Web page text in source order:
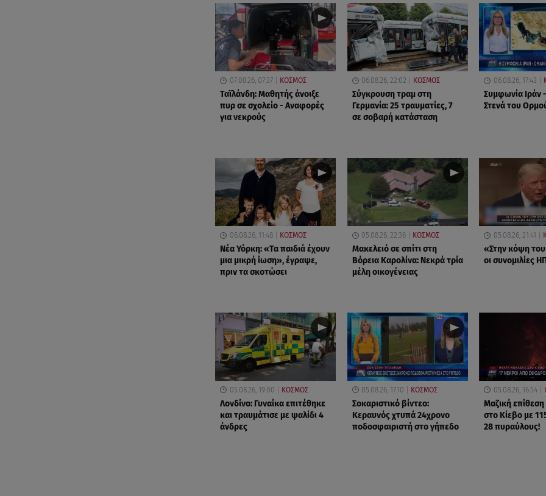
07.08.26, 07:37 ΚΟΣΜΟΣ
Ταϊλάνδη: Μαθητής άνοιξε
πυρ σε σχολείο - Αναφορές
για νεκρούς
06.08.26, 22:02 ΚΟΣΜΟΣ
Σύγκρουση τραμ στη
Γερμανία: 25 τραυματίες, 7
σε σοβαρή κατάσταση
06.08.26, 17:43
Συμφωνία Ιράν
Στενά του
06.08.26, 11:48 ΚΟΣΜΟΣ
Νέα Υόρκη: «Τα παιδιά έχουν
μια μικρή ίωση», έγραψε,
πριν τα σκοτώσει
05.08.26, 22:36 ΚΟΣΜΟΣ
Μακελειό σε σπίτι στη
Βόρεια Καρολίνα: Νεκρά τρία
μέλη οικογένειας
05.08.26, 21:41
«Στην κόψη
οι συνομιλίες
05.08.26, 19:00 ΚΟΣΜΟΣ
Λονδίνο: Γυναίκα επιτέθηκε
και τραυμάτισε με ψαλίδι 4
άνδρες
05.08.26, 17:10 ΚΟΣΜΟΣ
Σοκαριστικό βίντεο:
Κεραυνός χτυπά 24χρονο
ποδοσφαιριστή στο γήπεδο
05.08.26, 16:54
Μαζική
στο Κίεβο με
28 πυραύλους!